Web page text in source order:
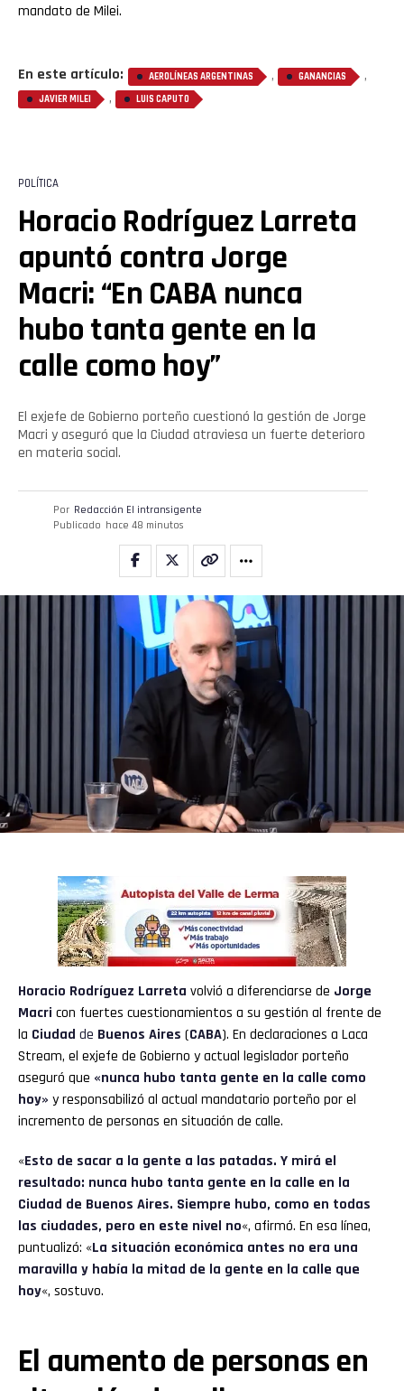
mandato de Milei.
En este artículo: AEROLÍNEAS ARGENTINAS , GANANCIAS ,
JAVIER MILEI , LUIS CAPUTO
POLÍTICA
Horacio Rodríguez Larreta
apuntó contra Jorge
Macri: “En CABA nunca
hubo tanta gente en la
calle como hoy”
El exjefe de Gobierno porteño cuestionó la gestión de Jorge
Macri y aseguró que la Ciudad atraviesa un fuerte deterioro
en materia social.
Por Redacción El intransigente
Publicado hace 48 minutos
Horacio Rodríguez Larreta volvió a diferenciarse de Jorge
Macri con fuertes cuestionamientos a su gestión al frente de
la Ciudad de Buenos Aires (CABA). En declaraciones a Laca
Stream, el exjefe de Gobierno y actual legislador porteño
aseguró que «nunca hubo tanta gente en la calle como
hoy» y responsabilizó al actual mandatario porteño por el
incremento de personas en situación de calle.
«Esto de sacar a la gente a las patadas. Y mirá el
resultado: nunca hubo tanta gente en la calle en la
Ciudad de Buenos Aires. Siempre hubo, como en todas
las ciudades, pero en este nivel no«, afirmó. En esa línea,
puntualizó: «La situación económica antes no era una
maravilla y había la mitad de la gente en la calle que
hoy«, sostuvo.
El aumento de personas en